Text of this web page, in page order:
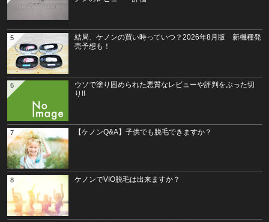
結局、ケノンの買い時っていつ？2026年8月版 新機種発
売予想も！
5
ウソで塗り固められた悪質なレビューや評判をぶった切
り!!
6
【ケノンQ&A】子供でも脱毛できますか？
7
ケノンでVIO脱毛は出来ますか？
8